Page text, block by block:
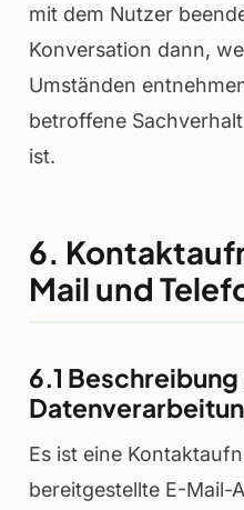
mit dem Nutzer
Konversation dann,
Umständen
betroffene
ist.
6.
Mail und
6.1
Es ist eine
bereitgestellte E-Mail-